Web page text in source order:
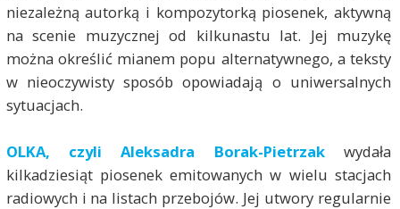
niezależną autorką i kompozytorką piosenek, aktywną
na scenie muzycznej od kilkunastu lat. Jej muzykę
można określić mianem popu alternatywnego, a teksty
w nieoczywisty sposób opowiadają o uniwersalnych
sytuacjach.
OLKA, czyli Aleksadra Borak-Pietrzakwydała
kilkadziesiąt piosenek emitowanych w wielu stacjach
radiowych i na listach przebojów. Jej utwory regularnie